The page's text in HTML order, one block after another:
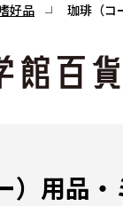
好品 珈琲（コ
）用品